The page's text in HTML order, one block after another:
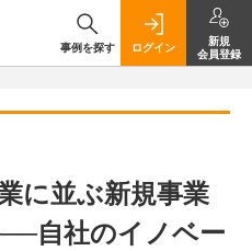
事例を探す ログイン
新規
会員登録
に並ぶ新規事業
自社のイノベー